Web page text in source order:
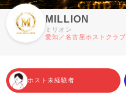
MILLION
ミリオン
愛知／名古屋ホストクラブ
ホスト未経験者